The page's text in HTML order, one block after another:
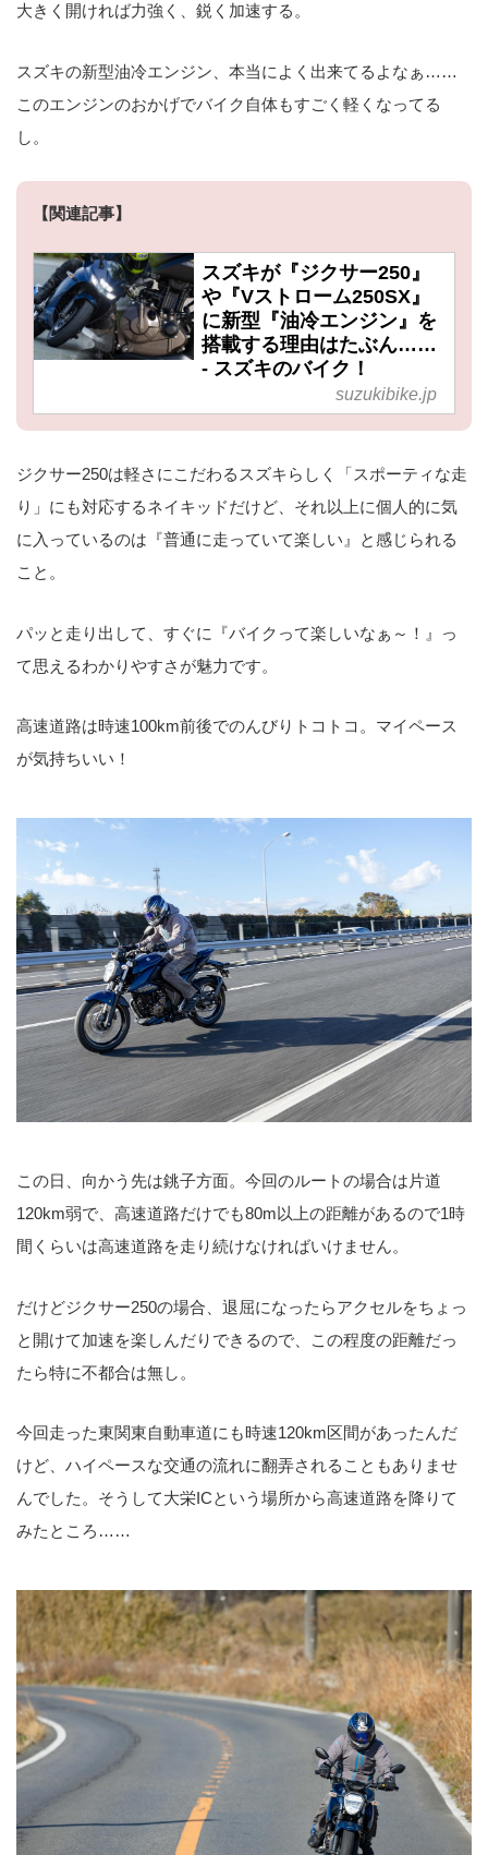
大きく開ければ力強く、鋭く加速する。
スズキの新型油冷エンジン、本当によく出来てるよなぁ……
このエンジンのおかげでバイク自体もすごく軽くなってる
し。
【関連記事】
スズキが『ジクサー250』
や『Vストローム250SX』
に新型『油冷エンジン』を
搭載する理由はたぶん……
- スズキのバイク！
suzukibike.jp
ジクサー250は軽さにこだわるスズキらしく「スポーティな走
り」にも対応するネイキッドだけど、それ以上に個人的に気
に入っているのは『普通に走っていて楽しい』と感じられる
こと。
パッと走り出して、すぐに『バイクって楽しいなぁ～！』っ
て思えるわかりやすさが魅力です。
高速道路は時速100km前後でのんびりトコトコ。マイペース
が気持ちいい！
この日、向かう先は銚子方面。今回のルートの場合は片道
120km弱で、高速道路だけでも80m以上の距離があるので1時
間くらいは高速道路を走り続けなければいけません。
だけどジクサー250の場合、退屈になったらアクセルをちょっ
と開けて加速を楽しんだりできるので、この程度の距離だっ
たら特に不都合は無し。
今回走った東関東自動車道にも時速120km区間があったんだ
けど、ハイペースな交通の流れに翻弄されることもありませ
んでした。そうして大栄ICという場所から高速道路を降りて
みたところ……